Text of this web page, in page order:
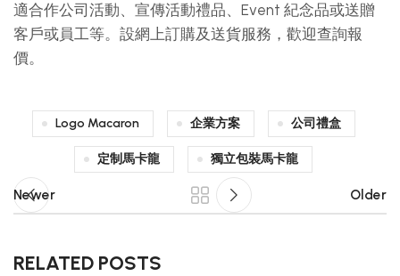
適合作公司活動、宣傳活動禮品、Event 紀念品或送贈
客戶或員工等。設網上訂購及送貨服務，歡迎查詢報
價。
Logo Macaron 企業方案 公司禮盒
定制馬卡龍 獨立包裝馬卡龍
Newer Older
RELATED POSTS